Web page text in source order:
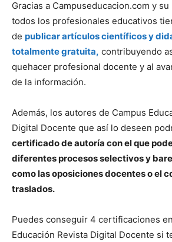
Gracias a Campuseducacion.com y
todos los profesionales educativos
de publicar artículos científicos y
totalmente gratuita, contribuyendo
quehacer profesional docente y al
de la información.
Además, los autores de Campus
Digital Docente que así lo deseen
certificado de autoría con el que
diferentes procesos selectivos y
como las oposiciones docentes o el
traslados.
Puedes conseguir 4 certificaciones
Educación Revista Digital Docente si